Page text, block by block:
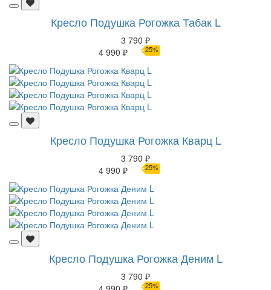
Кресло Подушка Рогожка Табак L
3 790 ₽
4 990 ₽
25%
Кресло Подушка Рогожка Кварц L
3 790 ₽
4 990 ₽
25%
Кресло Подушка Рогожка Деним L
3 790 ₽
25%